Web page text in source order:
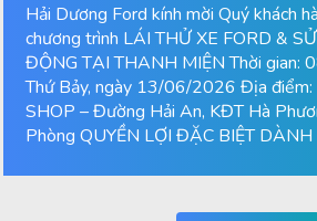
Hải Dương Ford kính mời Quý khách
chương trình LÁI THỬ XE FORD &
ĐỘNG TẠI THANH MIỆN Thời gian:
Thứ Bảy, ngày 13/06/2026 Địa điểm:
SHOP – Đường Hải An, KĐT Hà
Phòng QUYỀN LỢI ĐẶC BIỆT